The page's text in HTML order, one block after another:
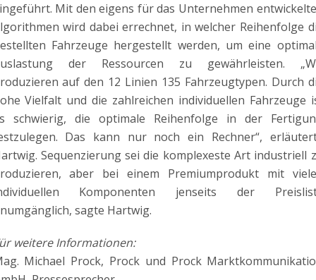
Mit den eigens für das Unternehmen
wird dabei errechnet, in welcher Reihenfolge
Fahrzeuge hergestellt werden, um eine
der Ressourcen zu gewährleisten.
auf den 12 Linien 135 Fahrzeugtypen. Durch
Vielfalt und die zahlreichen individuellen Fahrzeuge
schwierig, die optimale Reihenfolge in der
Das kann nur noch ein Rechner“,
Sequenzierung sei die komplexeste Art industriell
aber bei einem Premiumprodukt mit
Komponenten jenseits der
sagte Hartwig.
weitere Informationen:
Michael Prock, Prock und Prock